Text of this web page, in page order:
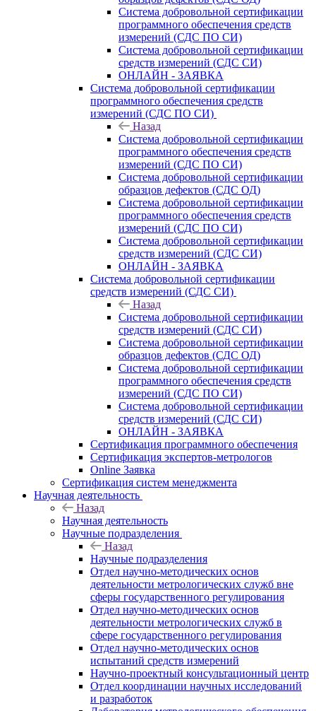
Система добровольной сертификации
программного обеспечения средств
измерений (СДС ПО СИ)
Система добровольной сертификации
средств измерений (СДС СИ)
ОНЛАЙН - ЗАЯВКА
Система добровольной сертификации
программного обеспечения средств
измерений (СДС ПО СИ)
Назад
Система добровольной сертификации
программного обеспечения средств
измерений (СДС ПО СИ)
Система добровольной сертификации
образцов дефектов (СДС ОД)
Система добровольной сертификации
программного обеспечения средств
измерений (СДС ПО СИ)
Система добровольной сертификации
средств измерений (СДС СИ)
ОНЛАЙН - ЗАЯВКА
Система добровольной сертификации
средств измерений (СДС СИ)
Назад
Система добровольной сертификации
средств измерений (СДС СИ)
Система добровольной сертификации
образцов дефектов (СДС ОД)
Система добровольной сертификации
программного обеспечения средств
измерений (СДС ПО СИ)
Система добровольной сертификации
средств измерений (СДС СИ)
ОНЛАЙН - ЗАЯВКА
Сертификация программного обеспечения
Сертификация экспертов-метрологов
Online Заявка
Сертификация систем менеджмента
Научная деятельность
Назад
Научная деятельность
Научные подразделения
Назад
Научные подразделения
Отдел научно-методических основ
деятельности метрологических служб вне
сферы государственного регулирования
Отдел научно-методических основ
деятельности метрологических служб в
сфере государственного регулирования
Отдел научно-методических основ
испытаний средств измерений
Научно-проектный консультационный центр
Отдел координации научных исследований
и разработок